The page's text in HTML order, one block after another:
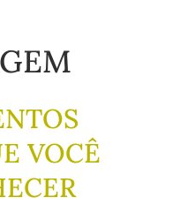
VOCÊ